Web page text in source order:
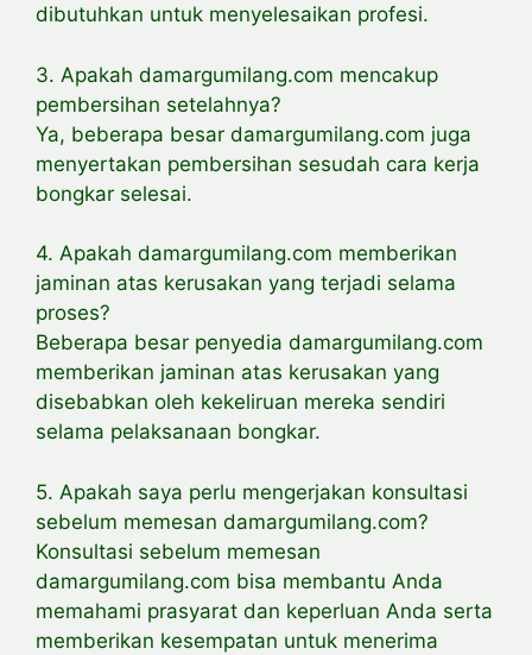
dibutuhkan untuk menyelesaikan profesi.
3. Apakah damargumilang.com mencakup
pembersihan setelahnya?
Ya, beberapa besar damargumilang.com juga
menyertakan pembersihan sesudah cara kerja
bongkar selesai.
4. Apakah damargumilang.com memberikan
jaminan atas kerusakan yang terjadi selama
proses?
Beberapa besar penyedia damargumilang.com
memberikan jaminan atas kerusakan yang
disebabkan oleh kekeliruan mereka sendiri
selama pelaksanaan bongkar.
5. Apakah saya perlu mengerjakan konsultasi
sebelum memesan damargumilang.com?
Konsultasi sebelum memesan
damargumilang.com bisa membantu Anda
memahami prasyarat dan keperluan Anda serta
memberikan kesempatan untuk menerima